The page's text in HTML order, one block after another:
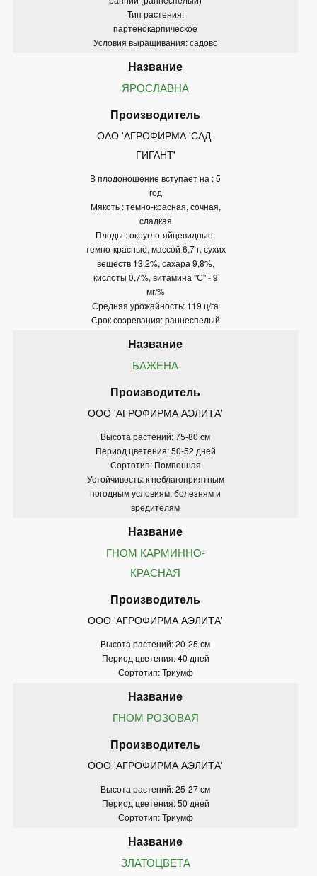
Тип растения:
партенокарпическое
Условия выращивания: садово
ЯРОСЛАВНА
ОАО 'АГРОФИРМА 'САД-
ГИГАНТ'
В плодоношение вступает на : 5
год
Мякоть : темно-красная, сочная,
сладкая
Плоды : округло-яйцевидные,
темно-красные, массой 6,7 г, сухих
веществ 13,2%, сахара 9,8%,
кислоты 0,7%, витамина "С" - 9
мг/%
Средняя урожайность: 119 ц/га
Срок созревания: раннеспелый
БАЖЕНА
ООО 'АГРОФИРМА АЭЛИТА'
Высота растений: 75-80 см
Период цветения: 50-52 дней
Сортотип: Помпонная
Устойчивость: к неблагоприятным
погодным условиям, болезням и
вредителям
ГНОМ КАРМИННО-
КРАСНАЯ
ООО 'АГРОФИРМА АЭЛИТА'
Высота растений: 20-25 см
Период цветения: 40 дней
Сортотип: Триумф
ГНОМ РОЗОВАЯ
ООО 'АГРОФИРМА АЭЛИТА'
Высота растений: 25-27 см
Период цветения: 50 дней
Сортотип: Триумф
ЗЛАТОЦВЕТА